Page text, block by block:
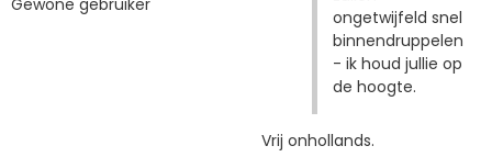
Gewone gebruiker
ongetwijfeld snel
binnendruppelen
- ik houd jullie op
de hoogte.
Vrij onhollands.